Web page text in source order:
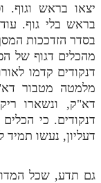
תלמוד עשר הספירות חלק
תע"ס חלק ב' עיון
תע"ס חלק ג' עיון
תלמוד עשר הספירות
תלמוד עשר הספירות
תלמוד עשר הספירות חלק
יצאו בראש וגוף.
בראש בלי גוף.
בסדר הזדככות
מהכלים דגוף של
דנקודים קדמו
מלמטה מטבור
דא"ק, ונשארו
דנקודים. כי
דעליון, נעשו תמיד
גם תדע, שכל